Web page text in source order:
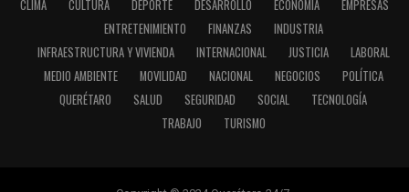
CLIMA CULTURA DEPORTE DESARROLLO ECONOMÍA
EMPRESAS
ENTRETENIMIENTO
FINANZAS
INDUSTRIA
INFRAESTRUCTURA Y VIVIENDA
INTERNACIONAL JUSTICIA
LABORAL
MEDIO AMBIENTE
MOVILIDAD NACIONAL NEGOCIOS
POLÍTICA
QUERÉTARO
SALUD SEGURIDAD SOCIAL
TECNOLOGÍA
TRABAJO
TURISMO